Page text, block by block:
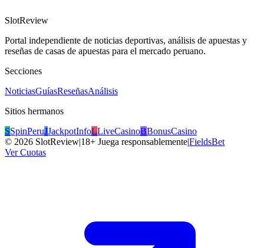
SlotReview
Portal independiente de noticias deportivas, análisis de apuestas y
reseñas de casas de apuestas para el mercado peruano.
Secciones
NoticiasGuíasReseñasAnálisis
Sitios hermanos
SSpinPeruJJackpotInfoLLiveCasinoBBonusCasino
© 2026 SlotReview|18+ Juega responsablemente|FieldsBet
Ver Cuotas